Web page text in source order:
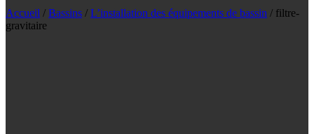
Accueil / Bassins / L’installation des équipements de bassin / filtre-
gravitaire